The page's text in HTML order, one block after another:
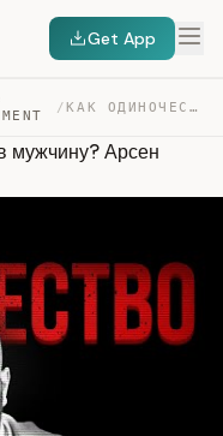
Get App
/ КАК ОДИНОЧЕСТВО ПРЕВРАЩАЕТ ТЕБЯ В МУЖЧИНУ? АРСЕН МАРКАРЯН — TRANSCRIPT
мужчину? Арсен